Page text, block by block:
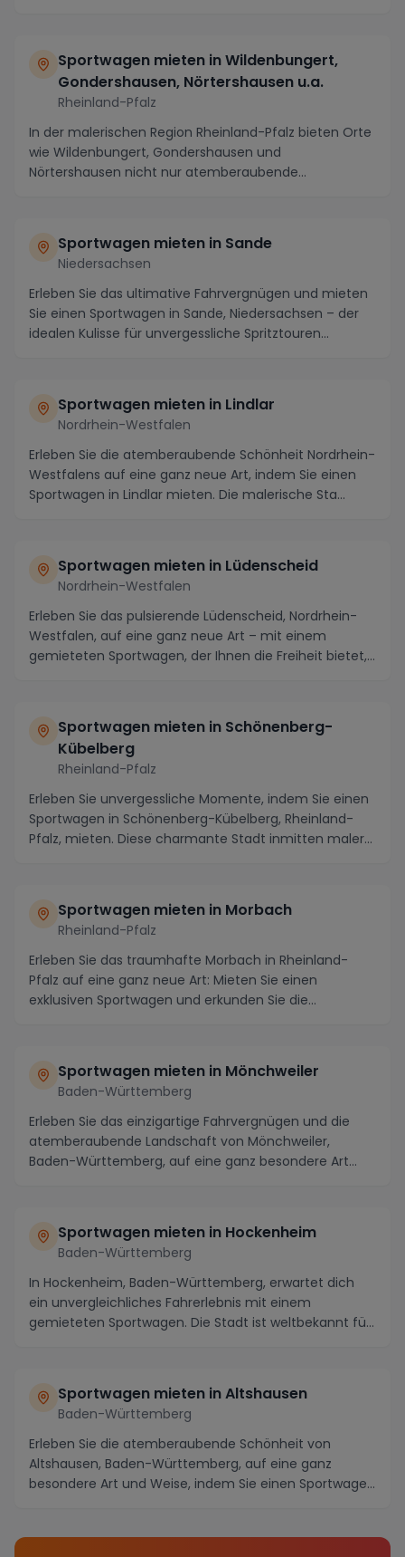
Sportwagen mieten in Wildenbungert,
Gondershausen, Nörtershausen u.a.
Rheinland-Pfalz
In der malerischen Region Rheinland-Pfalz bieten Orte
wie Wildenbungert, Gondershausen und
Nörtershausen nicht nur atemberaubende
Sportwagen mieten in Sande
Niedersachsen
Erleben Sie das ultimative Fahrvergnügen und mieten
Sie einen Sportwagen in Sande, Niedersachsen – der
idealen Kulisse für unvergessliche Spritztouren...
Sportwagen mieten in Lindlar
Nordrhein-Westfalen
Erleben Sie die atemberaubende Schönheit Nordrhein-
Westfalens auf eine ganz neue Art, indem Sie einen
Sportwagen in Lindlar mieten. Die malerische Sta...
Sportwagen mieten in Lüdenscheid
Nordrhein-Westfalen
Erleben Sie das pulsierende Lüdenscheid, Nordrhein-
Westfalen, auf eine ganz neue Art – mit einem
gemieteten Sportwagen, der Ihnen die Freiheit bietet,...
Sportwagen mieten in Schönenberg-
Kübelberg
Rheinland-Pfalz
Erleben Sie unvergessliche Momente, indem Sie einen
Sportwagen in Schönenberg-Kübelberg, Rheinland-
Pfalz, mieten. Diese charmante Stadt inmitten maler...
Sportwagen mieten in Morbach
Rheinland-Pfalz
Erleben Sie das traumhafte Morbach in Rheinland-
Pfalz auf eine ganz neue Art: Mieten Sie einen
exklusiven Sportwagen und erkunden Sie die
Sportwagen mieten in Mönchweiler
Baden-Württemberg
Erleben Sie das einzigartige Fahrvergnügen und die
atemberaubende Landschaft von Mönchweiler,
Baden-Württemberg, auf eine ganz besondere Art
Sportwagen mieten in Hockenheim
Baden-Württemberg
In Hockenheim, Baden-Württemberg, erwartet dich
ein unvergleichliches Fahrerlebnis mit einem
gemieteten Sportwagen. Die Stadt ist weltbekannt für
Sportwagen mieten in Altshausen
Baden-Württemberg
Erleben Sie die atemberaubende Schönheit von
Altshausen, Baden-Württemberg, auf eine ganz
besondere Art und Weise, indem Sie einen Sportwagen